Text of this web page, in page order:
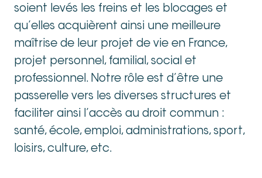
soient levés les freins et les blocages et
qu’elles acquièrent ainsi une meilleure
maîtrise de leur projet de vie en France,
projet personnel, familial, social et
professionnel. Notre rôle est d’être une
passerelle vers les diverses structures et
faciliter ainsi l’accès au droit commun :
santé, école, emploi, administrations, sport,
loisirs, culture, etc.